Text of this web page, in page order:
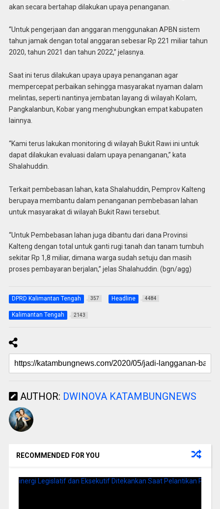
akan secara bertahap dilakukan upaya penanganan.
“Untuk pengerjaan dan anggaran menggunakan APBN sistem
tahun jamak dengan total anggaran sebesar Rp 221 miliar tahun
2020, tahun 2021 dan tahun 2022,” jelasnya.
Saat ini terus dilakukan upaya upaya penanganan agar
mempercepat perbaikan sehingga masyarakat nyaman dalam
melintas, seperti nantinya jembatan layang di wilayah Kolam,
Pangkalanbun, Kobar yang menghubungkan empat kabupaten
lainnya.
“Kami terus lakukan monitoring di wilayah Bukit Rawi ini untuk
dapat dilakukan evaluasi dalam upaya penanganan,” kata
Shalahuddin.
Terkait pembebasan lahan, kata Shalahuddin, Pemprov Kalteng
berupaya membantu dalam penanganan pembebasan lahan
untuk masyarakat di wilayah Bukit Rawi tersebut.
“Untuk Pembebasan lahan juga dibantu dari dana Provinsi
Kalteng dengan total untuk ganti rugi tanah dan tanam tumbuh
sekitar Rp 1,8 miliar, dimana warga sudah setuju dan masih
proses pembayaran berjalan,” jelas Shalahuddin. (bgn/agg)
DPRD Kalimantan Tengah 357 Headline 4484
Kalimantan Tengah 2143
AUTHOR: DWINOVA KATAMBUNGNEWS
RECOMMENDED FOR YOU